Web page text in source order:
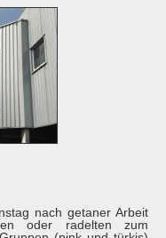
nach getaner Arbeit
oder radelten zum